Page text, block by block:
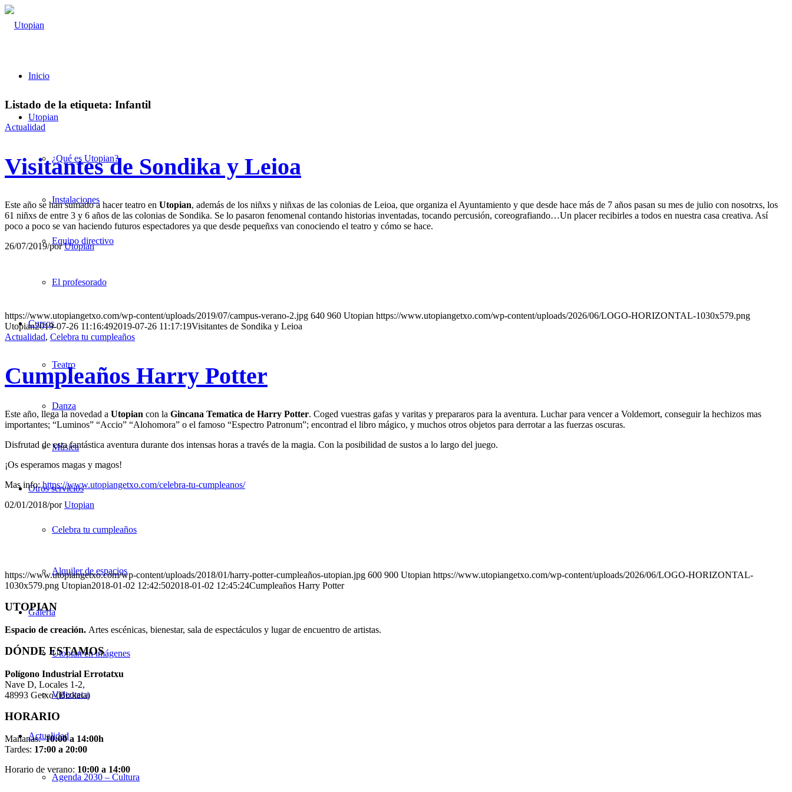
Inicio
Utopian
¿Qué es Utopian?
Instalaciones
Equipo directivo
El profesorado
Cursos
Teatro
Danza
Música
Otros servicios
Celebra tu cumpleaños
Alquiler de espacios
Galería
Utopian en imágenes
Videoteca
Actualidad
Agenda 2030 – Cultura
Listado de la etiqueta: Infantil
Actualidad
Visitantes de Sondika y Leioa
Este año se han sumado a hacer teatro en Utopian, además de los niñxs y niñxas de las colonias de Leioa, que organiza el Ayuntamiento y que desde hace más de 7 años pasan su mes de julio con nosotrxs, los
61 niñxs de entre 3 y 6 años de las colonias de Sondika. Se lo pasaron fenomenal contando historias inventadas, tocando percusión, coreografiando…Un placer recibirles a todos en nuestra casa creativa. Así
poco a poco se van haciendo futuros espectadores ya que desde pequeñxs van conociendo el teatro y cómo se hace.
26/07/2019/porUtopian
https://www.utopiangetxo.com/wp-content/uploads/2019/07/campus-verano-2.jpg 640 960 Utopian https://www.utopiangetxo.com/wp-content/uploads/2026/06/LOGO-HORIZONTAL-1030x579.png
Utopian2019-07-26 11:16:492019-07-26 11:17:19Visitantes de Sondika y Leioa
Actualidad, Celebra tu cumpleaños
Cumpleaños Harry Potter
Este año, llega la novedad a Utopian con la Gincana Tematica de Harry Potter. Coged vuestras gafas y varitas y prepararos para la aventura. Luchar para vencer a Voldemort, conseguir la hechizos mas
importantes; “Luminos” “Accio” “Alohomora” o el famoso “Espectro Patronum”; encontrad el libro mágico, y muchos otros objetos para derrotar a las fuerzas oscuras.
Disfrutad de esta fantástica aventura durante dos intensas horas a través de la magia. Con la posibilidad de sustos a lo largo del juego.
¡Os esperamos magas y magos!
Mas info:https://www.utopiangetxo.com/celebra-tu-cumpleanos/
02/01/2018/porUtopian
https://www.utopiangetxo.com/wp-content/uploads/2018/01/harry-potter-cumpleaños-utopian.jpg 600 900 Utopian https://www.utopiangetxo.com/wp-content/uploads/2026/06/LOGO-HORIZONTAL-
1030x579.png Utopian2018-01-02 12:42:502018-01-02 12:45:24Cumpleaños Harry Potter
UTOPIAN
Espacio de creación. Artes escénicas, bienestar, sala de espectáculos y lugar de encuentro de artistas.
DÓNDE ESTAMOS
Polígono Industrial Errotatxu
Nave D, Locales 1-2,
48993 Getxo (Bizkaia)
HORARIO
Mañanas:10:00 a 14:00h
Tardes: 17:00 a 20:00
Horario de verano: 10:00 a 14:00